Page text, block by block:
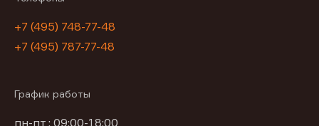
+7 (495) 748-77-48
+7 (495) 787-77-48
График работы
пн-пт : 09:00-18:00